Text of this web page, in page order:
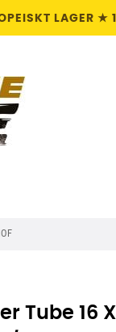
LAGER ★
Tube 16